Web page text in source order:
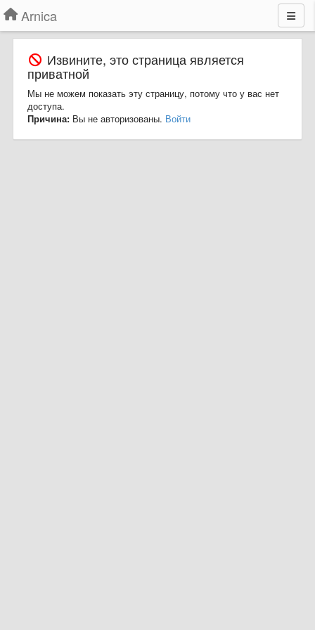
Arnica
Извините, это страница является
приватной
Мы не можем показать эту страницу, потому что у вас нет
доступа.
Причина: Вы не авторизованы. Войти